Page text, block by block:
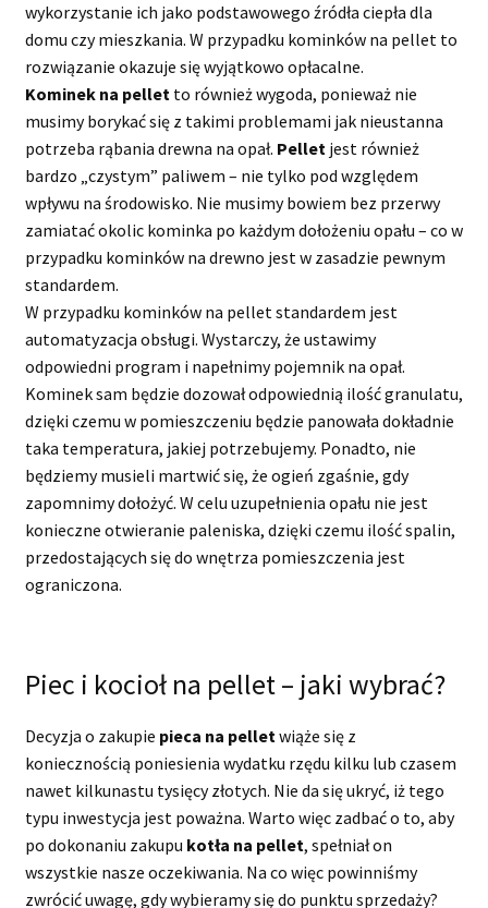
wykorzystanie ich jako podstawowego źródła ciepła dla
domu czy mieszkania. W przypadku kominków na pellet to
rozwiązanie okazuje się wyjątkowo opłacalne.
Kominek na pelletto również wygoda, ponieważ nie
musimy borykać się z takimi problemami jak nieustanna
potrzeba rąbania drewna na opał. Pelletjest również
bardzo „czystym” paliwem – nie tylko pod względem
wpływu na środowisko. Nie musimy bowiem bez przerwy
zamiatać okolic kominka po każdym dołożeniu opału – co w
przypadku kominków na drewno jest w zasadzie pewnym
standardem.
W przypadku kominków na pellet standardem jest
automatyzacja obsługi. Wystarczy, że ustawimy
odpowiedni program i napełnimy pojemnik na opał.
Kominek sam będzie dozował odpowiednią ilość granulatu,
dzięki czemu w pomieszczeniu będzie panowała dokładnie
taka temperatura, jakiej potrzebujemy. Ponadto, nie
będziemy musieli martwić się, że ogień zgaśnie, gdy
zapomnimy dołożyć. W celu uzupełnienia opału nie jest
konieczne otwieranie paleniska, dzięki czemu ilość spalin,
przedostających się do wnętrza pomieszczenia jest
ograniczona.
Piec i kocioł na pellet – jaki wybrać?
Decyzja o zakupie pieca na pelletwiąże się z
koniecznością poniesienia wydatku rzędu kilku lub czasem
nawet kilkunastu tysięcy złotych. Nie da się ukryć, iż tego
typu inwestycja jest poważna. Warto więc zadbać o to, aby
po dokonaniu zakupu kotła na pellet, spełniał on
wszystkie nasze oczekiwania. Na co więc powinniśmy
zwrócić uwagę, gdy wybieramy się do punktu sprzedaży?